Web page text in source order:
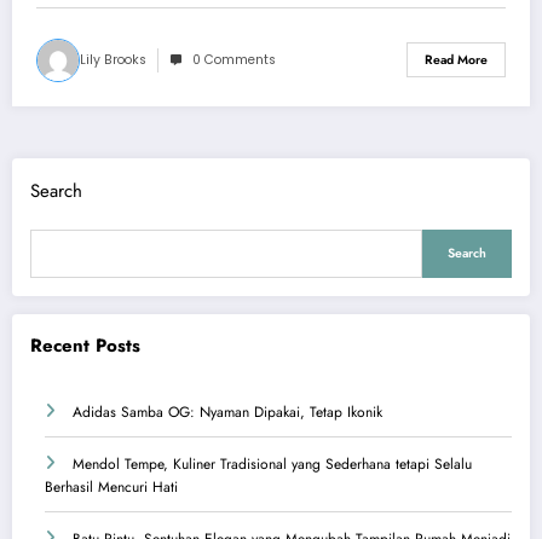
Lily Brooks 0 Comments Read More
Search
Search
Recent Posts
Adidas Samba OG: Nyaman Dipakai, Tetap Ikonik
Mendol Tempe, Kuliner Tradisional yang Sederhana tetapi Selalu
Berhasil Mencuri Hati